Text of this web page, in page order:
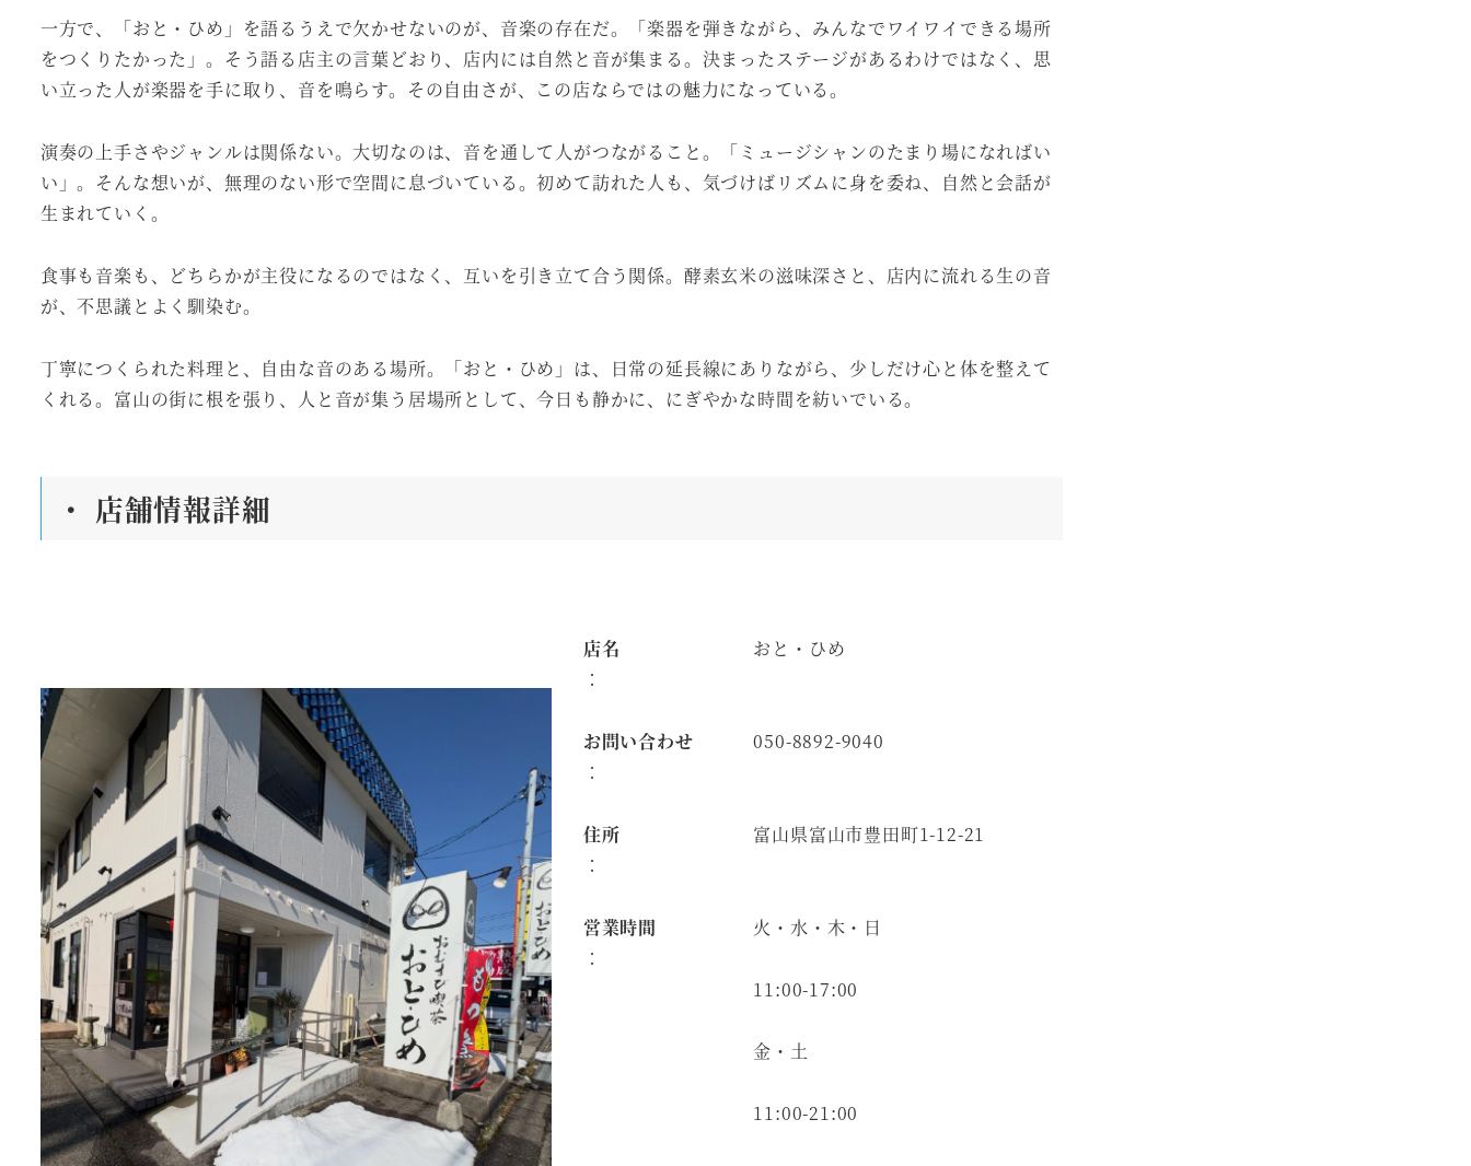
一方で、「おと・ひめ」を語るうえで欠かせないのが、音楽の存在だ。「楽器を弾きながら、みんなでワイワイできる場所
をつくりたかった」。そう語る店主の言葉どおり、店内には自然と音が集まる。決まったステージがあるわけではなく、思
い立った人が楽器を手に取り、音を鳴らす。その自由さが、この店ならではの魅力になっている。
演奏の上手さやジャンルは関係ない。大切なのは、音を通して人がつながること。「ミュージシャンのたまり場になればい
い」。そんな想いが、無理のない形で空間に息づいている。初めて訪れた人も、気づけばリズムに身を委ね、自然と会話が
生まれていく。
食事も音楽も、どちらかが主役になるのではなく、互いを引き立て合う関係。酵素玄米の滋味深さと、店内に流れる生の音
が、不思議とよく馴染む。
丁寧につくられた料理と、自由な音のある場所。「おと・ひめ」は、日常の延長線にありながら、少しだけ心と体を整えて
くれる。富山の街に根を張り、人と音が集う居場所として、今日も静かに、にぎやかな時間を紡いでいる。
・ 店舗情報詳細
店名
：
おと・ひめ
お問い合わせ
：
050-8892-9040
住所
：
富山県富山市豊田町1-12-21
営業時間
：
火・水・木・日
11:00-17:00
金・土
11:00-21:00